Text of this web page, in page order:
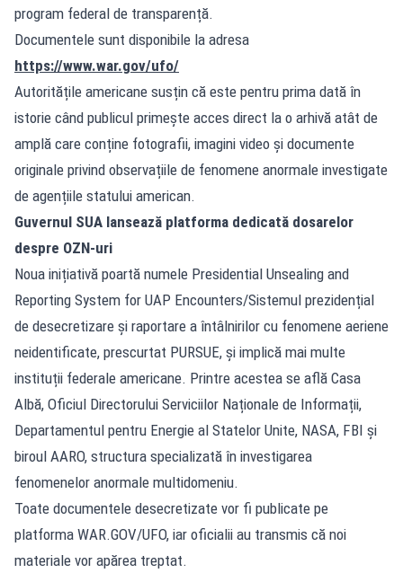
program federal de transparență.
Documentele sunt disponibile la adresa
https://www.war.gov/ufo/
Autoritățile americane susțin că este pentru prima dată în
istorie când publicul primește acces direct la o arhivă atât de
amplă care conține fotografii, imagini video și documente
originale privind observațiile de fenomene anormale investigate
de agențiile statului american.
Guvernul SUA lansează platforma dedicată dosarelor
despre OZN-uri
Noua inițiativă poartă numele Presidential Unsealing and
Reporting System for UAP Encounters/Sistemul prezidențial
de desecretizare și raportare a întâlnirilor cu fenomene aeriene
neidentificate, prescurtat PURSUE, și implică mai multe
instituții federale americane. Printre acestea se află Casa
Albă, Oficiul Directorului Serviciilor Naționale de Informații,
Departamentul pentru Energie al Statelor Unite, NASA, FBI și
biroul AARO, structura specializată în investigarea
fenomenelor anormale multidomeniu.
Toate documentele desecretizate vor fi publicate pe
platforma WAR.GOV/UFO, iar oficialii au transmis că noi
materiale vor apărea treptat.